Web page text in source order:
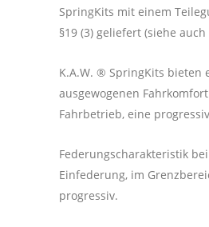
SpringKits mit einem
§19 (3) geliefert (siehe
K.A.W. ® SpringKits bieten
ausgewogenen
Fahrbetrieb, eine
Federungscharakteristik
Einfederung, im
progressiv.